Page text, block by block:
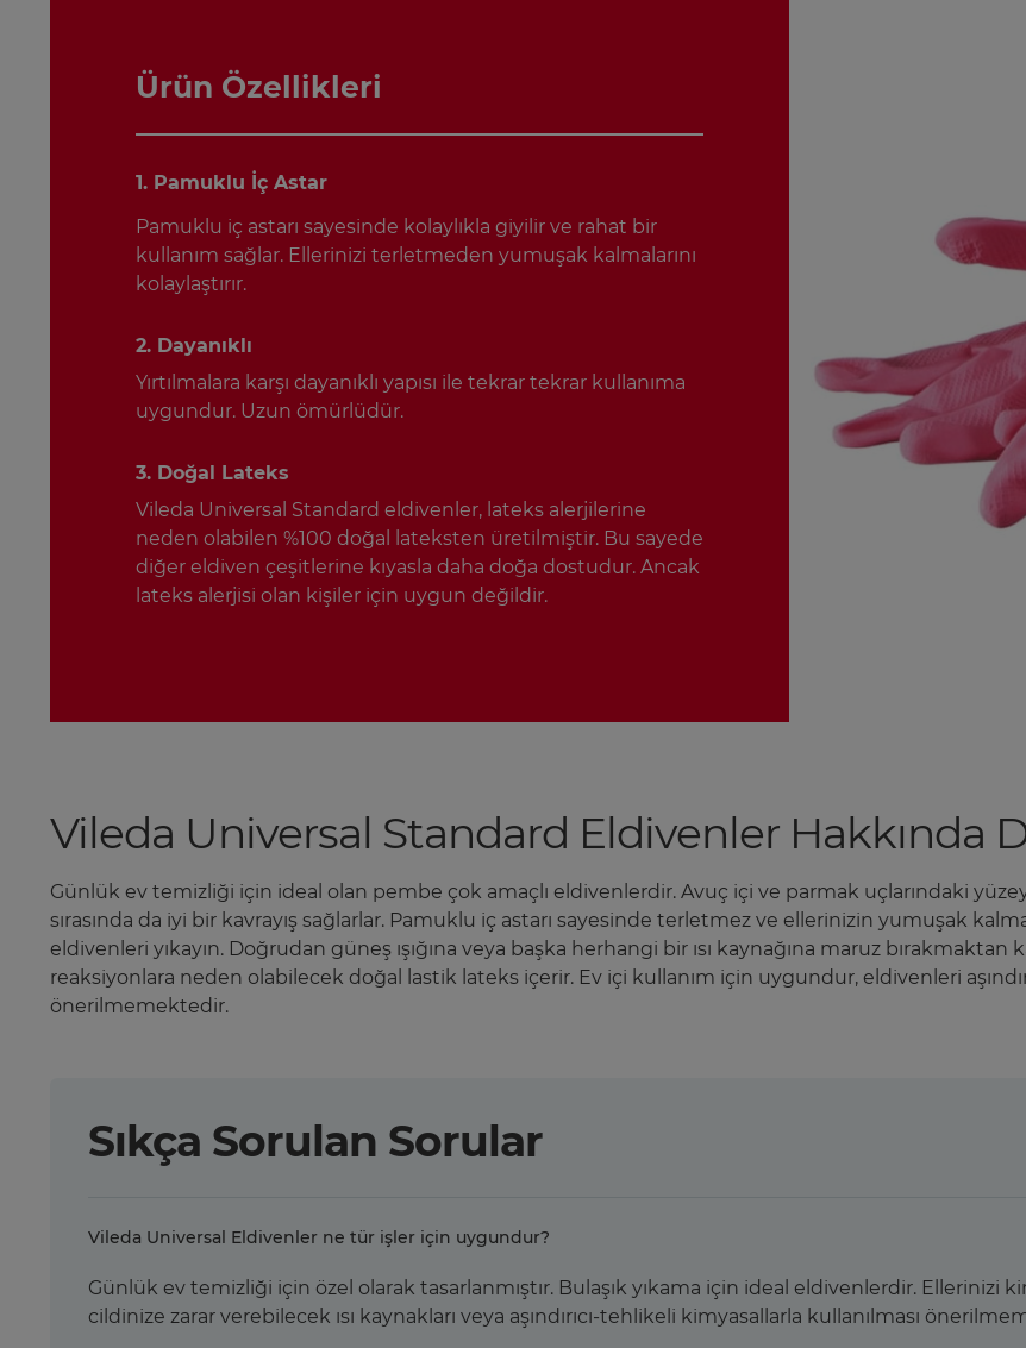
Ürün Özellikleri
1. Pamuklu İç Astar
Pamuklu iç astarı sayesinde kolaylıkla giyilir ve rahat bir
kullanım sağlar. Ellerinizi terletmeden yumuşak kalmalarını
kolaylaştırır.
2. Dayanıklı
Yırtılmalara karşı dayanıklı yapısı ile tekrar tekrar kullanıma
uygundur. Uzun ömürlüdür.
3. Doğal Lateks
Vileda Universal Standard eldivenler, lateks alerjilerine
neden olabilen %100 doğal lateksten üretilmiştir. Bu sayede
diğer eldiven çeşitlerine kıyasla daha doğa dostudur. Ancak
lateks alerjisi olan kişiler için uygun değildir.
Vileda Universal Standard Eldivenler Hakkında
Günlük ev temizliği için ideal olan pembe çok amaçlı eldivenlerdir. Avuç içi ve parmak uçlarındaki
sırasında da iyi bir kavrayış sağlarlar. Pamuklu iç astarı sayesinde terletmez ve ellerinizin yumuşak
eldivenleri yıkayın. Doğrudan güneş ışığına veya başka herhangi bir ısı kaynağına maruz
reaksiyonlara neden olabilecek doğal lastik lateks içerir. Ev içi kullanım için uygundur, eldivenleri
önerilmemektedir.
Sıkça Sorulan Sorular
Vileda Universal Eldivenler ne tür işler için uygundur?
Günlük ev temizliği için özel olarak tasarlanmıştır. Bulaşık yıkama için ideal eldivenlerdir. Ellerinizi
cildinize zarar verebilecek ısı kaynakları veya aşındırıcı-tehlikeli kimyasallarla kullanılması